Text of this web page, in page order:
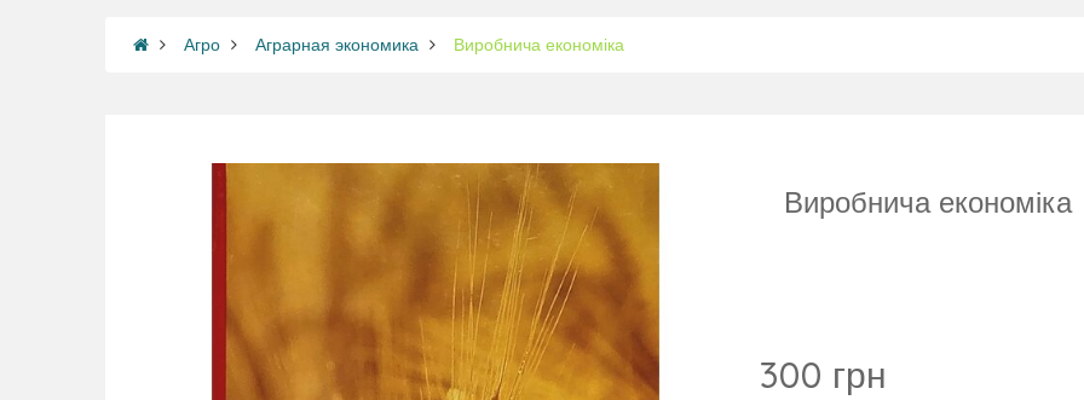
Агро Аграрная экономика Виробнича економіка
Виробнича економіка
300 грн